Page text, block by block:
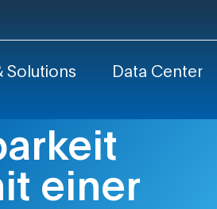
Solutions Data Center
einer